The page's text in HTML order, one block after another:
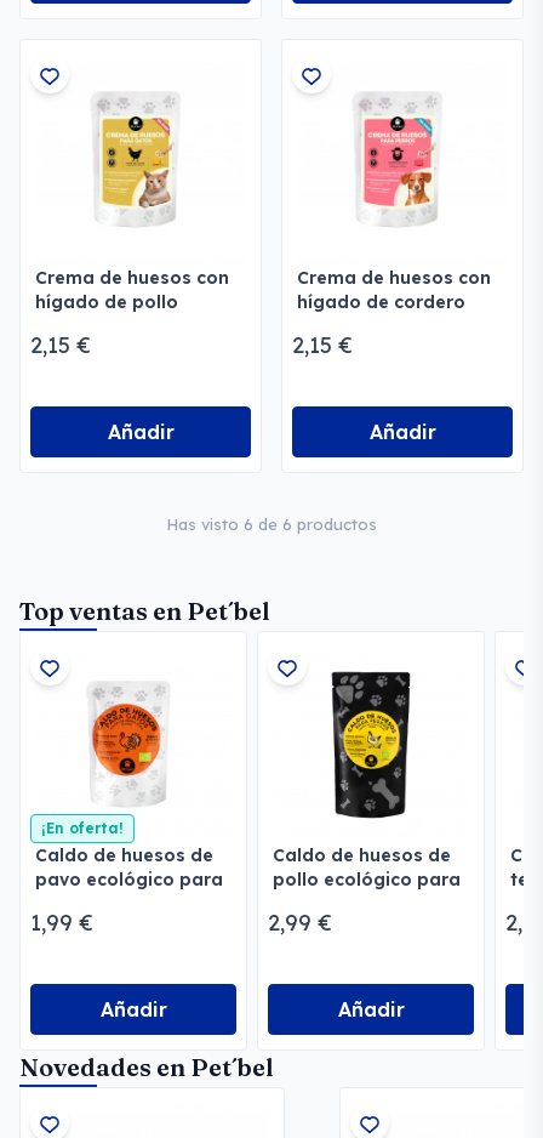
Crema de huesos con
hígado de pollo
2,15 €
Añadir
Crema de huesos con
hígado de cordero
2,15 €
Añadir
Has visto 6 de 6 productos
Top ventas en Pet´bel
¡En oferta!
Caldo de huesos de
pavo ecológico para
1,99 €
Añadir
Caldo de huesos de
pollo ecológico para
2,99 €
Añadir
Novedades en Pet´bel